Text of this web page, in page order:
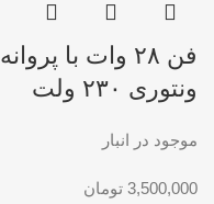
فن ۲۸ وات با پروانه
ونتوری ۲۳۰ ولت
موجود در انبار
3,500,000 تومان